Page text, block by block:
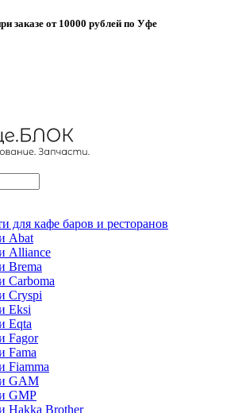
заказе от 10000 рублей по Уфе
для кафе баров и ресторанов
Abat
Alliance
Brema
Carboma
Cryspi
Eksi
Eqta
Fagor
Fama
Fiamma
GAM
GMP
Hakka Brother